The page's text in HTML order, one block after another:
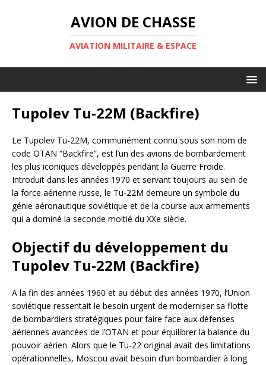
AVION DE CHASSE
AVIATION MILITAIRE & ESPACE
Tupolev Tu-22M (Backfire)
Le Tupolev Tu-22M, communément connu sous son nom de
code OTAN “Backfire”, est l’un des avions de bombardement
les plus iconiques développés pendant la Guerre Froide.
Introduit dans les années 1970 et servant toujours au sein de
la force aérienne russe, le Tu-22M demeure un symbole du
génie aéronautique soviétique et de la course aux armements
qui a dominé la seconde moitié du XXe siècle.
Objectif du développement du
Tupolev Tu-22M (Backfire)
A la fin des années 1960 et au début des années 1970, l’Union
soviétique ressentait le besoin urgent de moderniser sa flotte
de bombardiers stratégiques pour faire face aux défenses
aériennes avancées de l’OTAN et pour équilibrer la balance du
pouvoir aérien. Alors que le Tu-22 original avait des limitations
opérationnelles, Moscou avait besoin d’un bombardier à long